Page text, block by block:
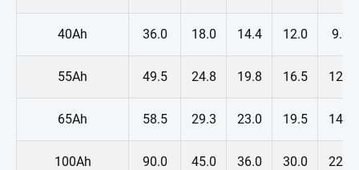
40Ah 36.0 18.0 14.4 12.0 9.0
55Ah 49.5 24.8 19.8 16.5 12.4
65Ah 58.5 29.3 23.0 19.5 14.6
100Ah 90.0 45.0 36.0 30.0 22.5